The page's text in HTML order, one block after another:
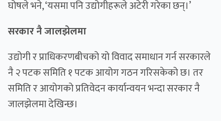
घोषले भने, ‘यसमा पनि उद्योगीहरूले अटेरी गरेका छन्।’
सरकार नै जालझेलमा
उद्योगी र प्राधिकरणबीचको यो विवाद समाधान गर्न सरकारले
नै २ पटक समिति १ पटक आयोग गठन गरिसकेको छ। तर
समिति र आयोगको प्रतिवेदन कार्यान्वयन भन्दा सरकार नै
जालझेलमा देखिन्छ।